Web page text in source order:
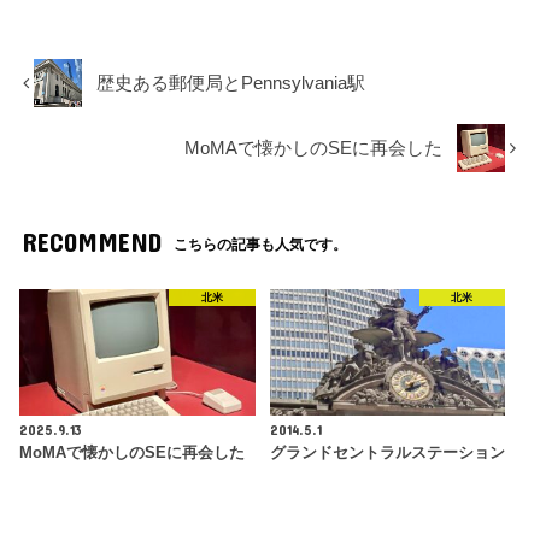
歴史ある郵便局とPennsylvania駅
MoMAで懐かしのSEに再会した
RECOMMEND こちらの記事も人気です。
北米
2025.9.13
MoMAで懐かしのSEに再会した
北米
2014.5.1
グランドセントラルステーション